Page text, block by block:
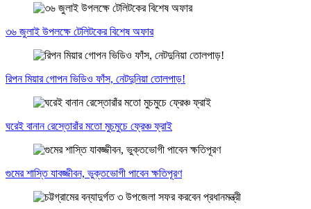
৩৬ জুলাই উপলক্ষে টেলিটকের বিশেষ অফার
রিপন মিয়ার গোপন ভিডিও ফাঁস, নেটদুনিয়া তোলপাড়!
ঘরেই বানান রেস্তোরাঁর মতো মুচমুচে ফ্রেঞ্চ ফ্রাই
গুমের শাস্তি যাবজ্জীবন, ভুক্তভোগী পাবেন ক্ষতিপূরণ